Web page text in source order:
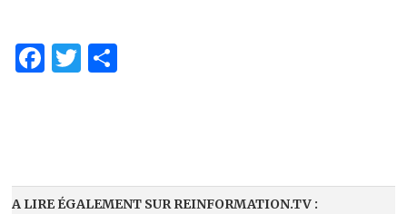
Facebook
Twitter
A LIRE ÉGALEMENT SUR REINFORMATION.TV :